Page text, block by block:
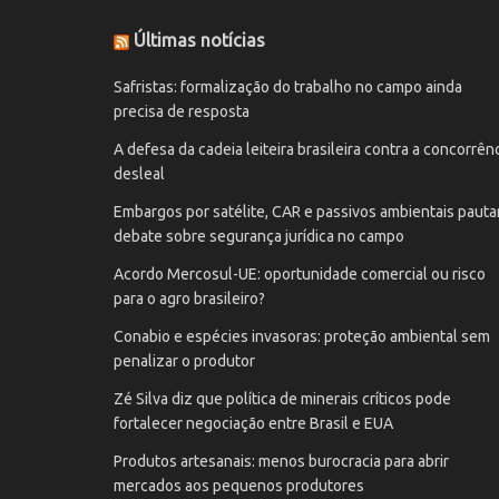
Últimas notícias
Safristas: formalização do trabalho no campo ainda
precisa de resposta
A defesa da cadeia leiteira brasileira contra a
desleal
Embargos por satélite, CAR e passivos ambientais
debate sobre segurança jurídica no campo
Acordo Mercosul-UE: oportunidade comercial ou risco
para o agro brasileiro?
Conabio e espécies invasoras: proteção ambiental sem
penalizar o produtor
Zé Silva diz que política de minerais críticos pode
fortalecer negociação entre Brasil e EUA
Produtos artesanais: menos burocracia para abrir
mercados aos pequenos produtores